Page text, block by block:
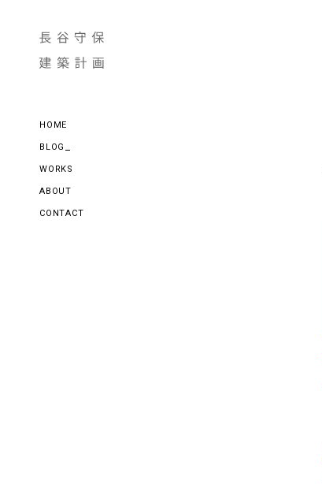
HOME
BLOG
WORKS
ABOUT
CONTACT